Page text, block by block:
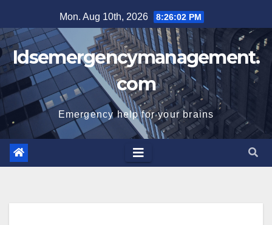
to
content
Mon. Aug 10th, 2026 8:26:03 PM
Idsemergencymanagement.
com
Emergency help for your brains